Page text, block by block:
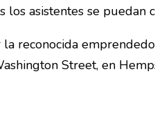
los asistentes se puedan
la reconocida
Street, en